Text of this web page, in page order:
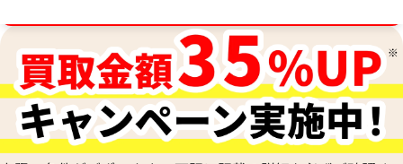
サンローラン カサンドラ モノグラムサン
ローランフルジップウォレット 財布 レザ
ー
参考買取価格
45,000 円
2026年4月28日時点
サンローラン ク
ーンウォレット レ
参考買取価格
43,000円
2025年11月17日